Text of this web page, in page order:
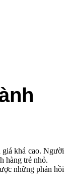
giá khá cao. Người
hàng trẻ nhỏ.
những phản hồi